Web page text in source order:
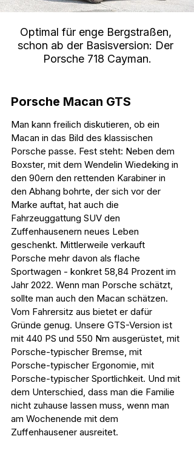
Optimal für enge Bergstraßen,
schon ab der Basisversion: Der
Porsche 718 Cayman.
Porsche Macan GTS
Man kann freilich diskutieren, ob ein
Macan in das Bild des klassischen
Porsche passe. Fest steht: Neben dem
Boxster, mit dem Wendelin Wiedeking in
den 90ern den rettenden Karabiner in
den Abhang bohrte, der sich vor der
Marke auftat, hat auch die
Fahrzeuggattung SUV den
Zuffenhausenern neues Leben
geschenkt. Mittlerweile verkauft
Porsche mehr davon als flache
Sportwagen - konkret 58,84 Prozent im
Jahr 2022. Wenn man Porsche schätzt,
sollte man auch den Macan schätzen.
Vom Fahrersitz aus bietet er dafür
Gründe genug. Unsere GTS-Version ist
mit 440 PS und 550 Nm ausgerüstet, mit
Porsche-typischer Bremse, mit
Porsche-typischer Ergonomie, mit
Porsche-typischer Sportlichkeit. Und mit
dem Unterschied, dass man die Familie
nicht zuhause lassen muss, wenn man
am Wochenende mit dem
Zuffenhausener ausreitet.